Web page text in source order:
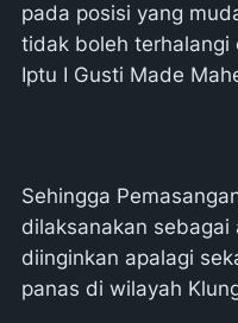
pada posisi yang
tidak boleh terhalangi
Iptu I Gusti Made
Sehingga
dilaksanakan
diinginkan apalagi
panas di wilayah